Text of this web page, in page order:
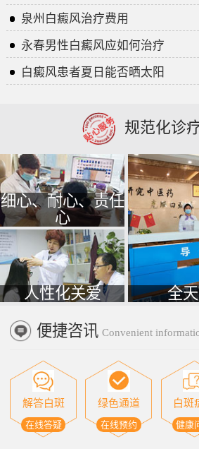
泉州白癜风治疗费用
永春男性白癜风应如何治疗
白癜风患者夏日能否晒太阳
规范化诊
细心、耐心、责任
心
人性化关爱 全
便捷咨讯 Convenient
解答白斑
在线答疑
绿色通道
在线预约
白斑
健康